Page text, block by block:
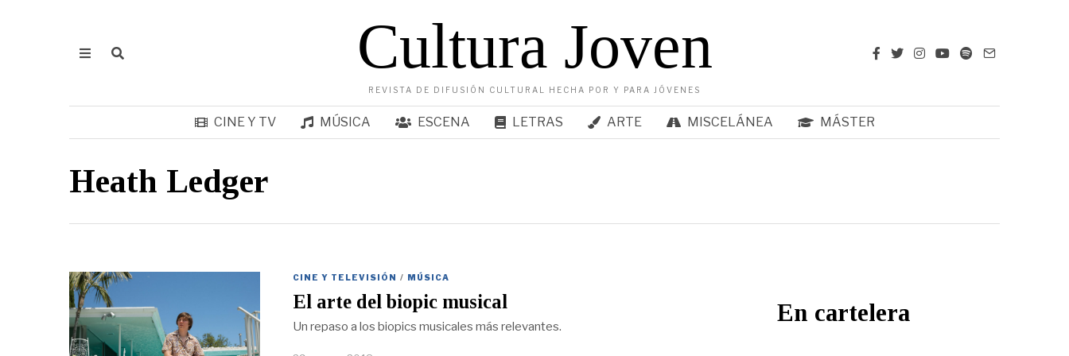
Cultura Joven
REVISTA DE DIFUSIÓN CULTURAL HECHA POR Y PARA JÓVENES
CINE Y TV MÚSICA ESCENA LETRAS ARTE MISCELÁNEA MÁSTER
Heath Ledger
CINE Y TELEVISIÓN / MÚSICA
El arte del biopic musical
Un repaso a los biopics musicales más relevantes.
En cartelera